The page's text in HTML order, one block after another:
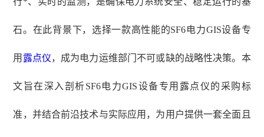
石。在此背景下，选择一款高性能的SF6电力GIS设备专
用 露点仪，成为电力运维部门不可或缺的战略性决策。本
文旨在深入剖析SF6电力GIS设备专用露点仪的采购标
准，并结合前沿技术与实际应用，为用户提供一套全面且